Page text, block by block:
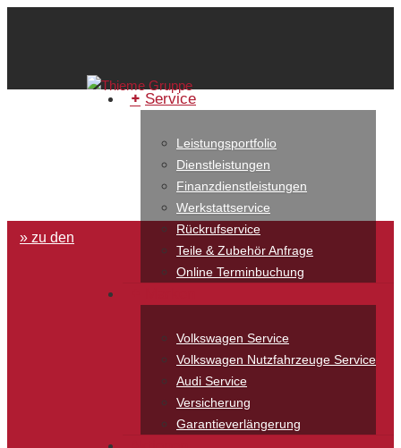
Service
Leistungsportfolio
Dienstleistungen
Finanzdienstleistungen
Werkstattservice
Rückrufservice
Teile & Zubehör Anfrage
Online Terminbuchung
Volkswagen Service
Volkswagen Nutzfahrzeuge Service
Audi Service
Versicherung
Garantieverlängerung
» zu den